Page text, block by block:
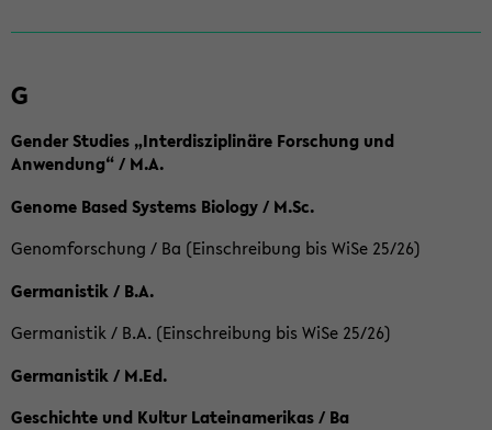
G
Gender Studies „Interdisziplinäre Forschung und
Anwendung“ / M.A.
Genome Based Systems Biology / M.Sc.
Genomforschung / Ba (Einschreibung bis WiSe 25/26)
Germanistik / B.A.
Germanistik / B.A. (Einschreibung bis WiSe 25/26)
Germanistik / M.Ed.
Geschichte und Kultur Lateinamerikas / Ba